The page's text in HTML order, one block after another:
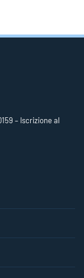
– Iscrizione al